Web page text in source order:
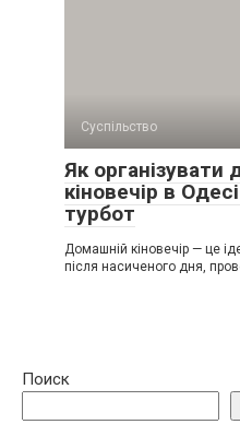
Суспільство
Як організувати
кіновечір в
турбот
Домашній кіновечір — це
після насиченого дня,
Поиск